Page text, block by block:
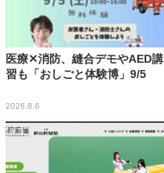
医療✕消防、縫合デモやAED講
習も「おしごと体験博」9/5
2026.8.6